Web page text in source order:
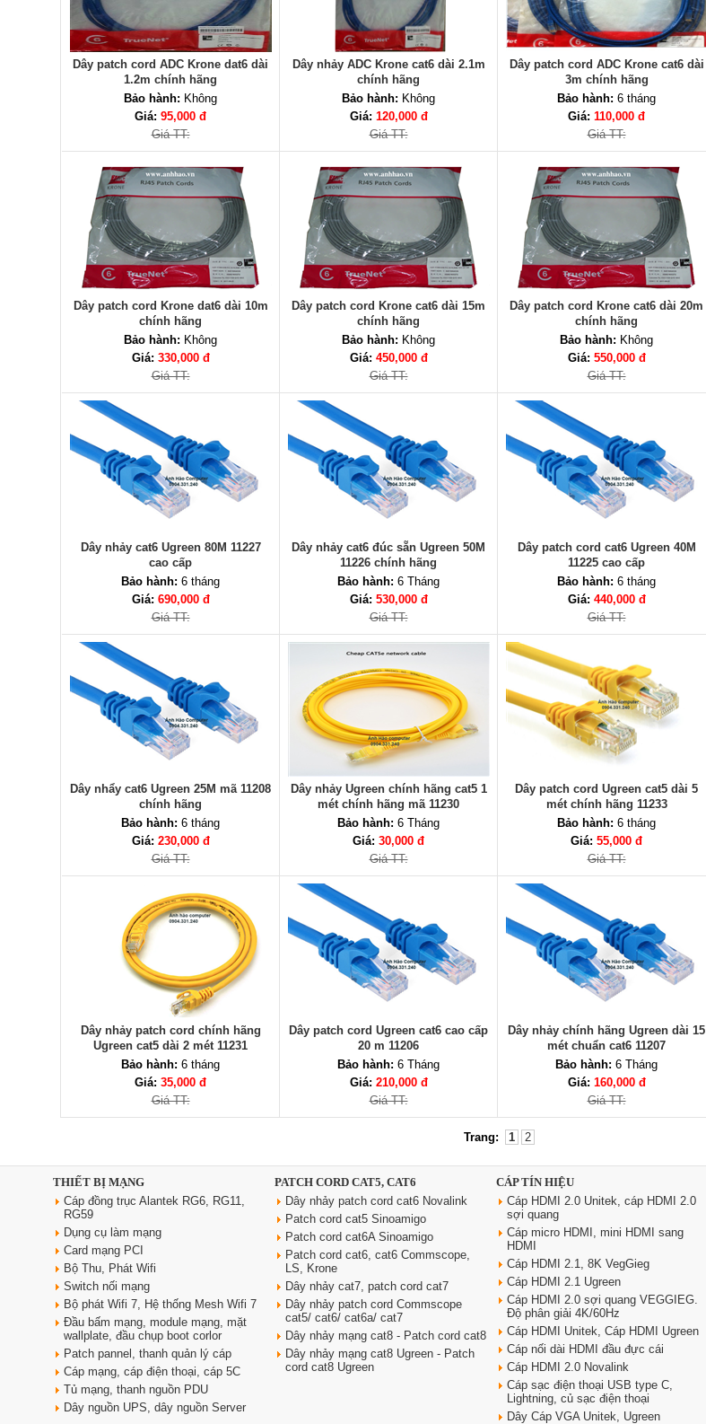
Dây patch cord ADC Krone dat6 dài
1.2m chính hãng
Bảo hành: Không
Giá: 95,000 đ
Giá TT:
Dây nhảy ADC Krone cat6 dài 2.1m
chính hãng
Bảo hành: Không
Giá: 120,000 đ
Giá TT:
Dây patch cord ADC Krone cat6 dài
3m chính hãng
Bảo hành: 6 tháng
Giá: 110,000 đ
Giá TT:
Dây patch cord Krone dat6 dài 10m
chính hãng
Bảo hành: Không
Giá: 330,000 đ
Giá TT:
Dây patch cord Krone cat6 dài 15m
chính hãng
Bảo hành: Không
Giá: 450,000 đ
Giá TT:
Dây patch cord Krone cat6 dài 20m
chính hãng
Bảo hành: Không
Giá: 550,000 đ
Giá TT:
Dây nhảy cat6 Ugreen 80M 11227
cao cấp
Bảo hành: 6 tháng
Giá: 690,000 đ
Giá TT:
Dây nhảy cat6 đúc sẵn Ugreen 50M
11226 chính hãng
Bảo hành: 6 Tháng
Giá: 530,000 đ
Giá TT:
Dây patch cord cat6 Ugreen 40M
11225 cao cấp
Bảo hành: 6 tháng
Giá: 440,000 đ
Giá TT:
Dây nhẩy cat6 Ugreen 25M mã 11208
chính hãng
Bảo hành: 6 tháng
Giá: 230,000 đ
Giá TT:
Dây nhảy Ugreen chính hãng cat5 1
mét chính hãng mã 11230
Bảo hành: 6 Tháng
Giá: 30,000 đ
Giá TT:
Dây patch cord Ugreen cat5 dài 5
mét chính hãng 11233
Bảo hành: 6 tháng
Giá: 55,000 đ
Giá TT:
Dây nhảy patch cord chính hãng
Ugreen cat5 dài 2 mét 11231
Bảo hành: 6 tháng
Giá: 35,000 đ
Giá TT:
Dây patch cord Ugreen cat6 cao cấp
20 m 11206
Bảo hành: 6 Tháng
Giá: 210,000 đ
Giá TT:
Dây nhảy chính hãng Ugreen dài 15
mét chuẩn cat6 11207
Bảo hành: 6 Tháng
Giá: 160,000 đ
Giá TT:
Trang: 1 2
THIẾT BỊ MẠNG
Cáp đồng trục Alantek RG6, RG11,
RG59
Dụng cụ làm mạng
Card mạng PCI
Bộ Thu, Phát Wifi
Switch nối mạng
Bộ phát Wifi 7, Hệ thống Mesh Wifi 7
Đầu bấm mạng, module mạng, mặt
wallplate, đầu chụp boot corlor
Patch pannel, thanh quản lý cáp
Cáp mạng, cáp điện thoại, cáp 5C
Tủ mạng, thanh nguồn PDU
Dây nguồn UPS, dây nguồn Server
PATCH CORD CAT5, CAT6
Dây nhảy patch cord cat6 Novalink
Patch cord cat5 Sinoamigo
Patch cord cat6A Sinoamigo
Patch cord cat6, cat6 Commscope,
LS, Krone
Dây nhảy cat7, patch cord cat7
Dây nhảy patch cord Commscope
cat5/ cat6/ cat6a/ cat7
Dây nhảy mạng cat8 - Patch cord cat8
Dây nhảy mạng cat8 Ugreen - Patch
cord cat8 Ugreen
CÁP TÍN HIỆU
Cáp HDMI 2.0 Unitek, cáp HDMI 2.0
sợi quang
Cáp micro HDMI, mini HDMI sang
HDMI
Cáp HDMI 2.1, 8K VegGieg
Cáp HDMI 2.1 Ugreen
Cáp HDMI 2.0 sợi quang VEGGIEG.
Độ phân giải 4K/60Hz
Cáp HDMI Unitek, Cáp HDMI Ugreen
Cáp nối dài HDMI đầu đực cái
Cáp HDMI 2.0 Novalink
Cáp sạc điện thoại USB type C,
Lightning, củ sạc điện thoại
Dây Cáp VGA Unitek, Ugreen